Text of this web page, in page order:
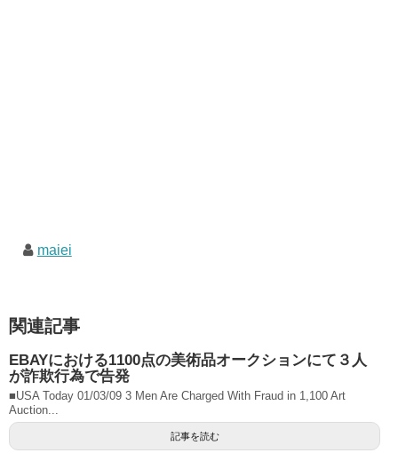
maiei
関連記事
EBAYにおける1100点の美術品オークションにて３人
が詐欺行為で告発
■USA Today 01/03/09 3 Men Are Charged With Fraud in 1,100 Art
Auction...
記事を読む